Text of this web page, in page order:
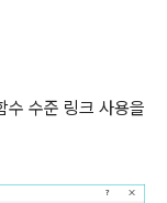
수준 링크 사용을